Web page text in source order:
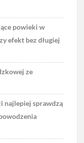
powieki w
efekt bez długiej
ze
najlepiej sprawdzą